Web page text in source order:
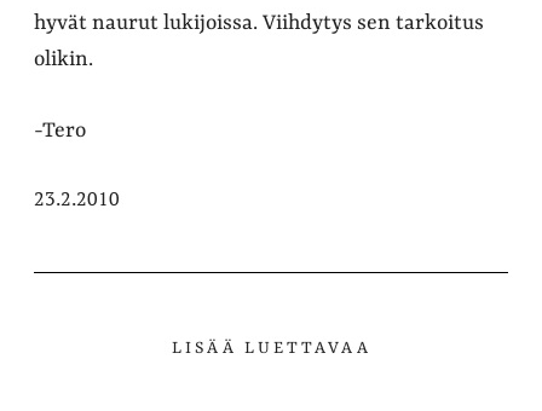
hyvät naurut lukijoissa. Viihdytys sen tarkoitus
olikin.
-Tero
23.2.2010
LISÄÄ LUETTAVAA